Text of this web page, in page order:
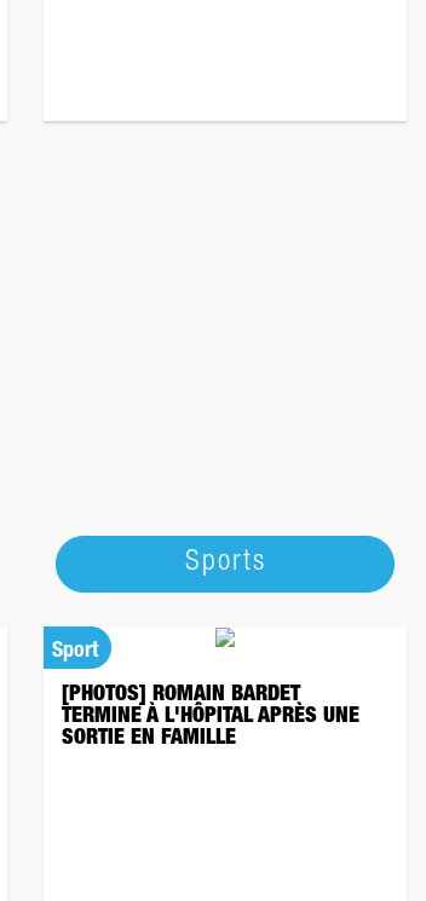
Sports
Sport
[PHOTOS] ROMAIN BARDET
TERMINE À L'HÔPITAL APRÈS UNE
SORTIE EN FAMILLE